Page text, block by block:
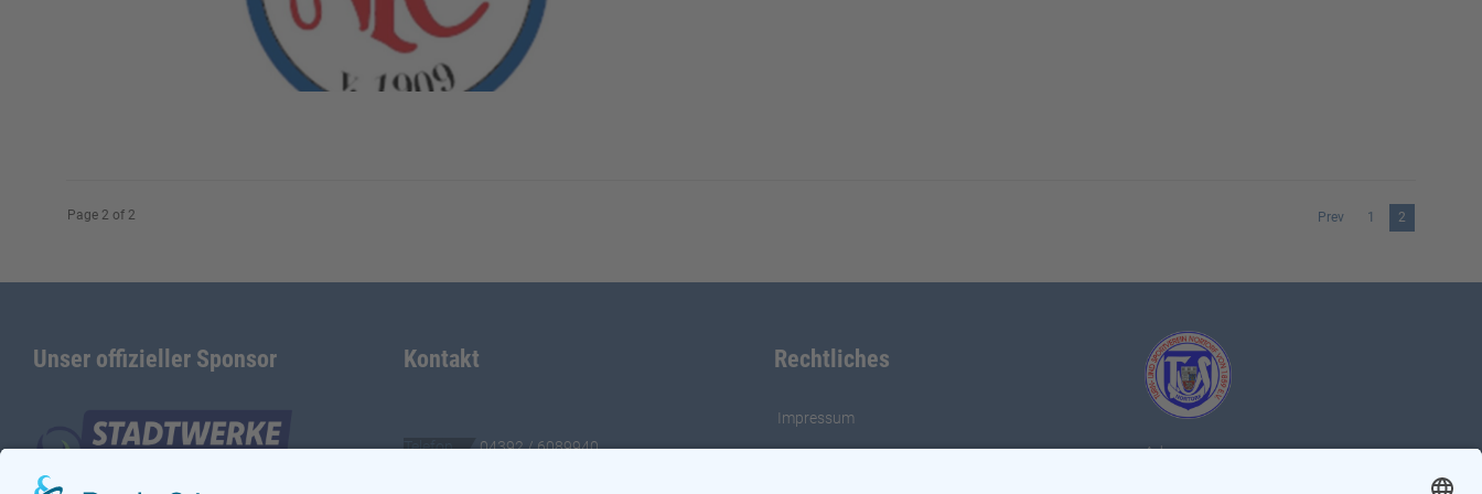
Page 2 of 2 Prev 1 2
Unser offizieller Sponsor Kontakt
Telefon 04392 / 6089940
Rechtliches
Impressum
Adresse: